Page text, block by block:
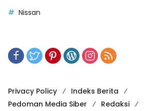
Nissan
Privacy Policy
Indeks Berita
Pedoman Media Siber
Redaksi